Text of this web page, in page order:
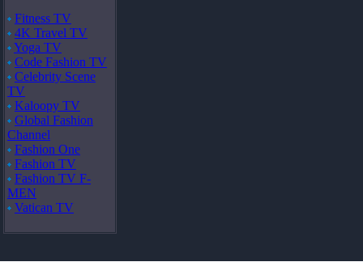
Fitness TV
4K Travel TV
Yoga TV
Code Fashion TV
Celebrity Scene
TV
Kaloopy TV
Global Fashion
Channel
Fashion One
Fashion TV
Fashion TV F-
MEN
Vatican TV